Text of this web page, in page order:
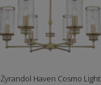
Żyrandol Haven Cosmo Light